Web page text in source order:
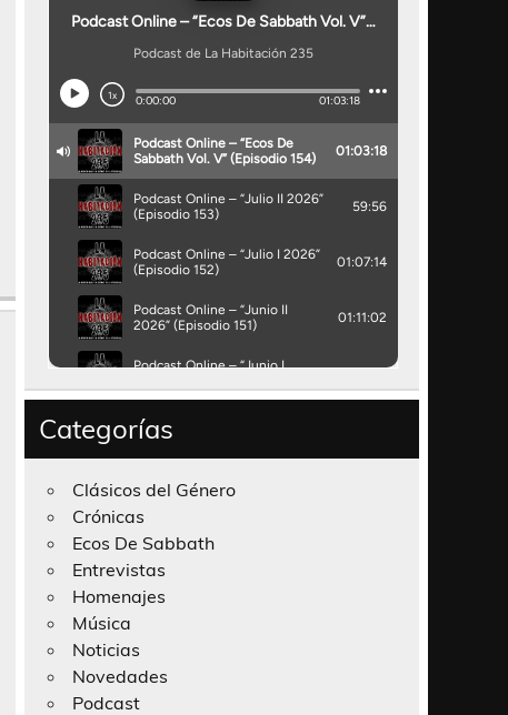
Categorías
Clásicos del Género
Crónicas
Ecos De Sabbath
Entrevistas
Homenajes
Música
Noticias
Novedades
Podcast